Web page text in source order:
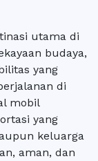
utama di
budaya,
yang
di
mobil
yang
keluarga
aman, dan